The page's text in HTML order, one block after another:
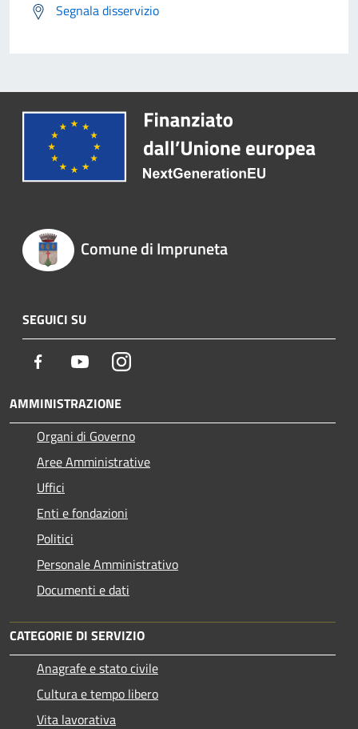
Segnala disservizio
Comune di Impruneta
SEGUICI SU
Facebook YoutubeInstagram
AMMINISTRAZIONE
Organi di Governo
Aree Amministrative
Uffici
Enti e fondazioni
Politici
Personale Amministrativo
Documenti e dati
CATEGORIE DI SERVIZIO
Anagrafe e stato civile
Cultura e tempo libero
Vita lavorativa